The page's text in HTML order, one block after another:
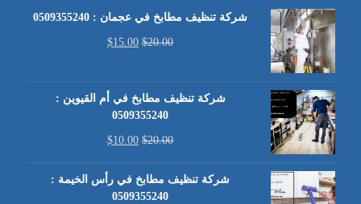
شركة تنظيف مطابخ في عجمان : 0509355240
$20.00
$15.00
شركة تنظيف مطابخ في أم القيوين :
0509355240
$20.00
$10.00
شركة تنظيف مطابخ في رأس الخيمة :
0509355240